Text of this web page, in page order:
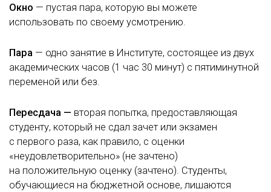
Окно — пустая пара, которую вы можете
использовать по своему усмотрению.
Пара — одно занятие в Институте, состоящее из двух
академических часов (1 час 30 минут) с пятиминутной
переменой или без.
Пересдача — вторая попытка, предоставляющая
студенту, который не сдал зачет или экзамен
с первого раза, как правило, с оценки
«неудовлетворительно» (не зачтено)
на положительную оценку (зачтено). Студенты,
обучающиеся на бюджетной основе, лишаются